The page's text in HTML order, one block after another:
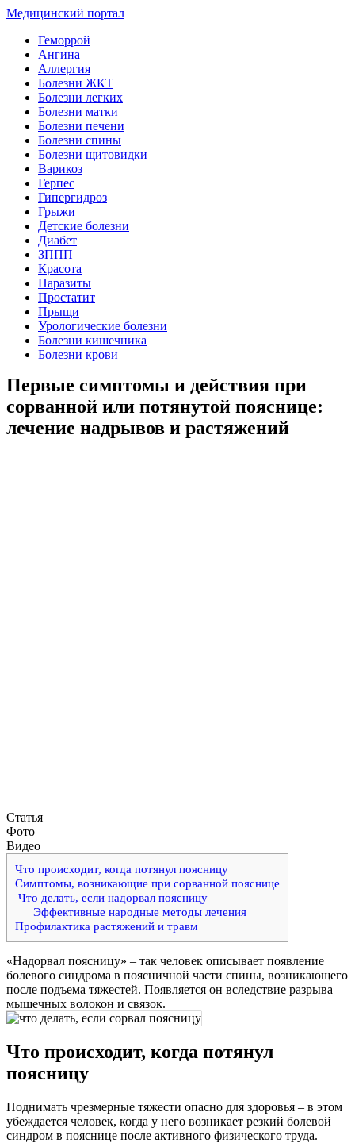
Медицинский портал
Геморрой
Ангина
Аллергия
Болезни ЖКТ
Болезни легких
Болезни матки
Болезни печени
Болезни спины
Болезни щитовидки
Варикоз
Герпес
Гипергидроз
Грыжи
Детские болезни
Диабет
ЗППП
Красота
Паразиты
Простатит
Прыщи
Урологические болезни
Болезни кишечника
Болезни крови
Первые симптомы и действия при
сорванной или потянутой пояснице:
лечение надрывов и растяжений
Статья
Фото
Видео
Что происходит, когда потянул поясницу
Симптомы, возникающие при сорванной пояснице
Что делать, если надорвал поясницу
Эффективные народные методы лечения
Профилактика растяжений и травм
«Надорвал поясницу» – так человек описывает появление
болевого синдрома в поясничной части спины, возникающего
после подъема тяжестей. Появляется он вследствие разрыва
мышечных волокон и связок.
Что происходит, когда потянул
поясницу
Поднимать чрезмерные тяжести опасно для здоровья – в этом
убеждается человек, когда у него возникает резкий болевой
синдром в пояснице после активного физического труда.